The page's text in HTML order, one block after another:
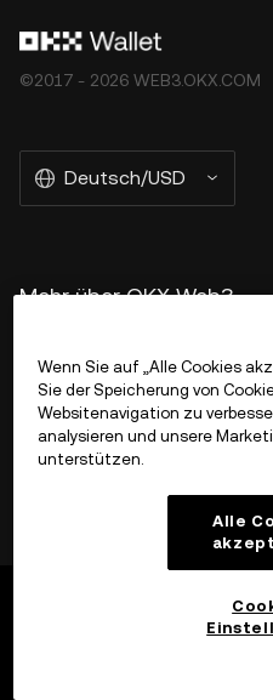
©2017 - 2026 WEB3.OKX.COM
Deutsch/USD
Mehr über OKX Web3
Produkt
Support
Wenn Sie auf „Alle Cookies
Sie der Speicherung von
Websitenavigation zu
analysieren und unsere
unterstützen.
Alle